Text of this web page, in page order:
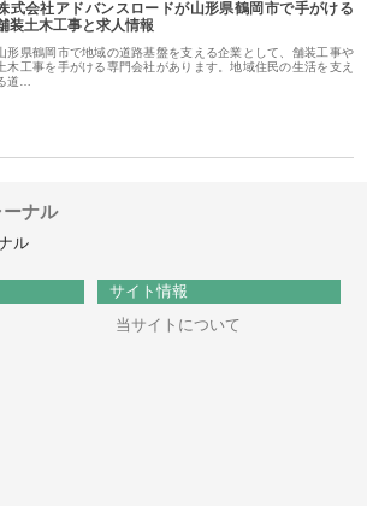
式会社アドバンスロードが山形県鶴岡市で手がける
装土木工事と求人情報
形県鶴岡市で地域の道路基盤を支える企業として、舗装工事や
木工事を手がける専門会社があります。地域住民の生活を支え
道…
ーナル
ル
サイト情報
当サイトについて